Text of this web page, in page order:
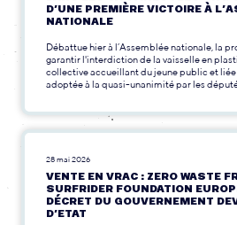
D’UNE PREMIÈRE VICTOIRE À
NATIONALE
Débattue hier à l’Assemblée nationale, la
garantir l'interdiction de la vaisselle en
collective accueillant du jeune public et
adoptée à la quasi-unanimité par les
28 mai 2026
VENTE EN VRAC : ZERO WASTE
SURFRIDER FOUNDATION
DÉCRET DU GOUVERNEMENT
D’ETAT